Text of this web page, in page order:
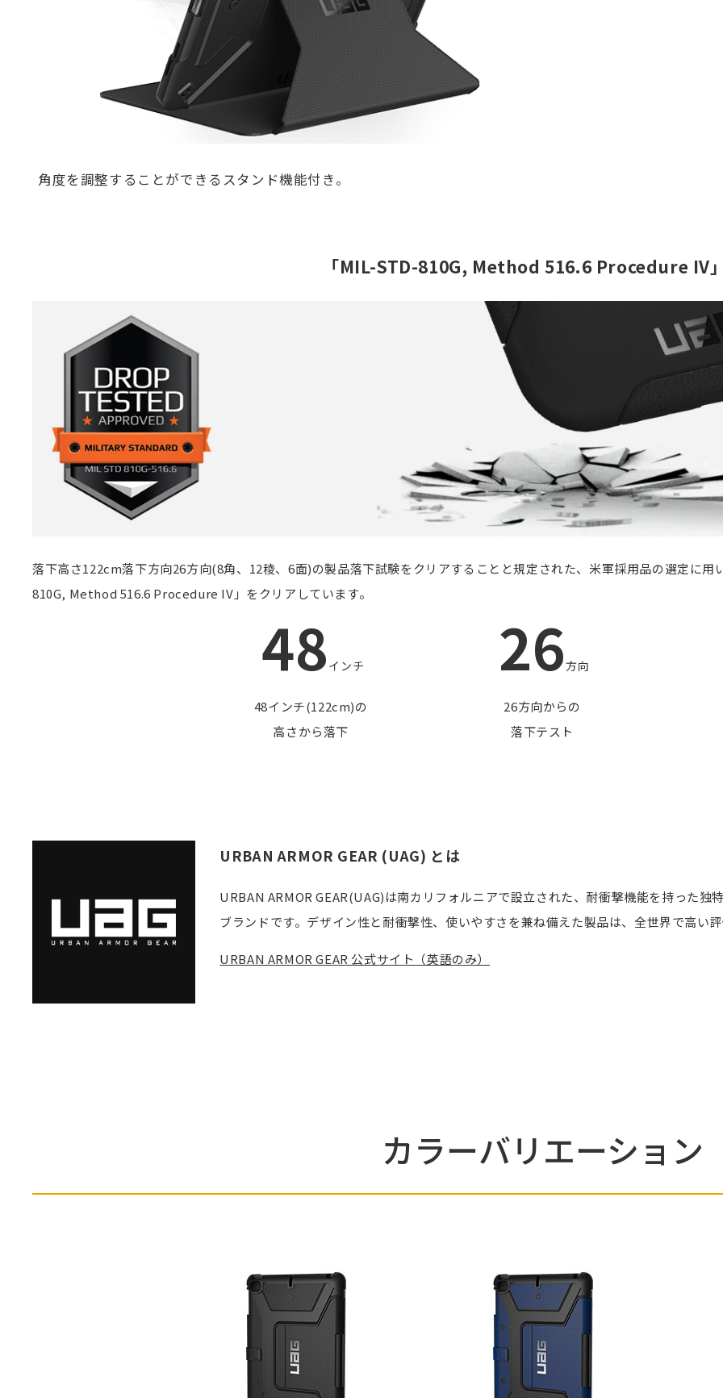
角度を調整することができるスタンド機能付き。
「MIL-STD-810G, Method 516.6 Procedure IV
落下高さ122cm落下方向26方向(8角、12稜、6面)の製品落下試験をクリアすることと規定された、米軍採用品の選定に
810G, Method 516.6 Procedure IV」をクリアしています。
48 インチ
48インチ(122cm)の
高さから落下
26方向
26方向からの
落下テスト
URBAN ARMOR GEAR (UAG) とは
URBAN ARMOR GEAR(UAG)は南カリフォルニアで設立された、耐衝撃機能を持った
ブランドです。デザイン性と耐衝撃性、使いやすさを兼ね備えた製品は、全世界で高い
URBAN ARMOR GEAR 公式サイト（英語のみ）
カラーバリエーション